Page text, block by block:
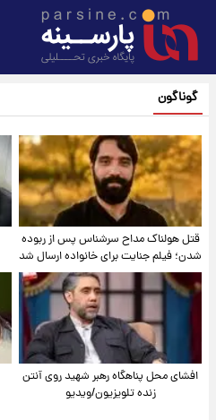
گوناگون
قتل هولناک مداح سرشناس پس از ربوده
شدن؛ فیلم جنایت برای خانواده ارسال شد
افشای محل پناهگاه‌ رهبر شهید روی آنتن
زنده تلویزیون/ویدیو